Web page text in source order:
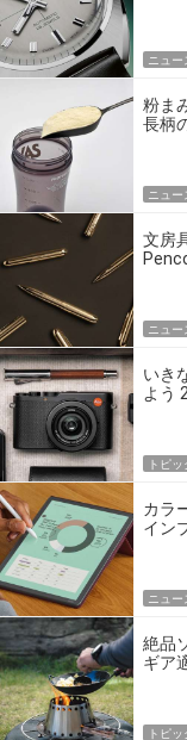
ニュー
粉ま
長柄
ニュー
文房
ニュー
いき
よう
トピッ
カラ
イン
ニュー
絶品
ギア
トピッ